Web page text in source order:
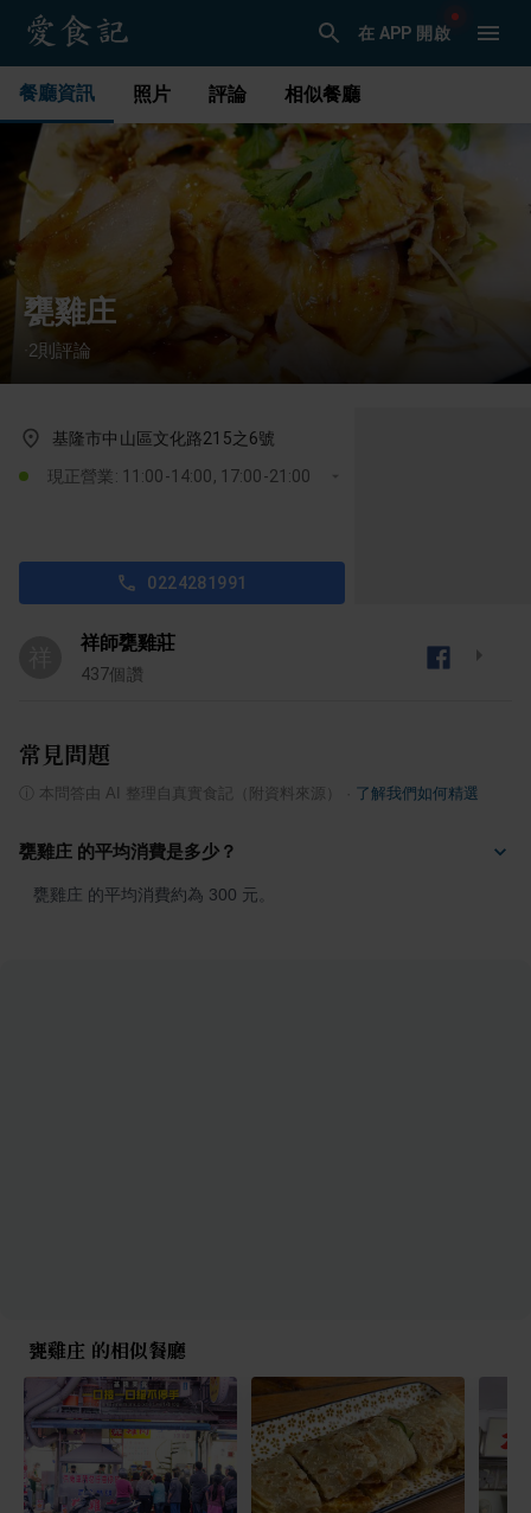
在 APP 開啟
餐廳資訊 照片 評論 相似餐廳
甕雞庄
2 則評論
基隆市中山區文化路215之6號
現正營業: 11:00-14:00, 17:00-21:00
0224281991
祥師甕雞莊
437個讚
常見問題
本問答由 AI 整理自真實食記（附資料來源） 了解我們如何精選
甕雞庄 的平均消費是多少？
甕雞庄 的平均消費約為 300 元。
甕雞庄 的相似餐廳